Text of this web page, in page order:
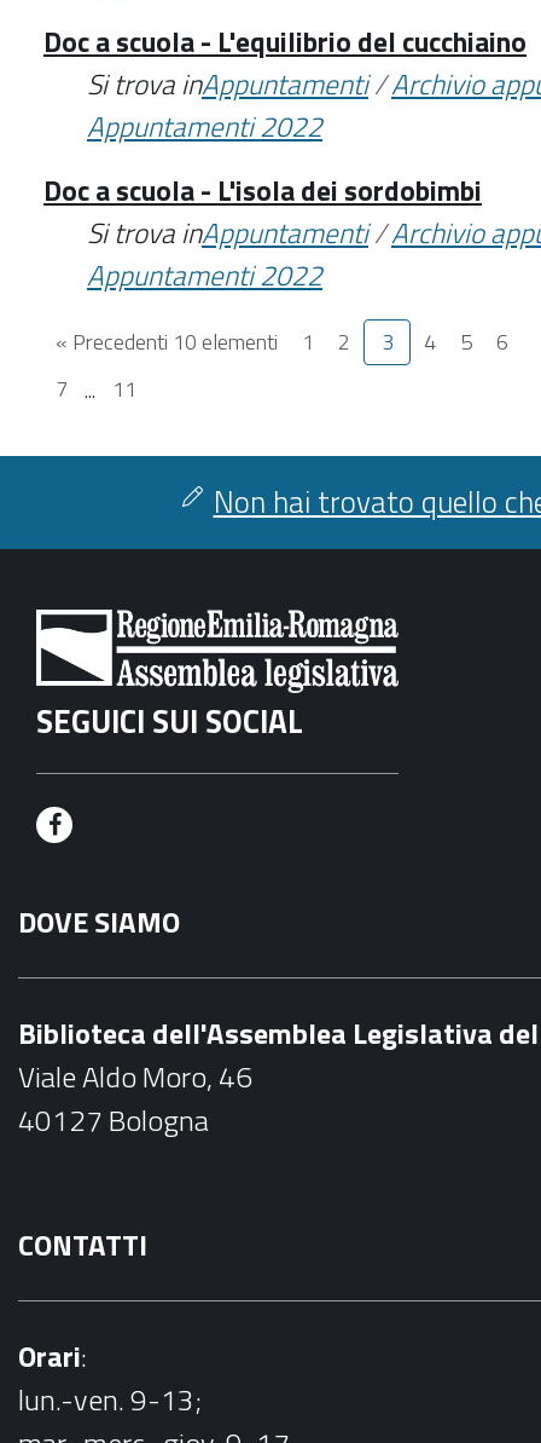
Doc a scuola - L'equilibrio del cucchiaino
Si trova inAppuntamenti/Archivio
Appuntamenti 2022
Doc a scuola - L'isola dei sordobimbi
Si trova inAppuntamenti/Archivio
Appuntamenti 2022
« Precedenti 10 elementi 1 2 3 4 5
6
7 ... 11
Non hai trovato quello
SEGUICI SUI SOCIAL
F
c
e
o
k
DOVE SIAMO
Biblioteca dell'Assemblea Legislativa
Viale Aldo Moro, 46
40127 Bologna
CONTATTI
Orari:
lun.-ven. 9-13;